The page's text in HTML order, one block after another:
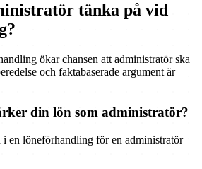
tänka på vid
ökar chansen att administratör ska
och faktabaserade argument är
din lön som administratör?
i en löneförhandling för en administratör